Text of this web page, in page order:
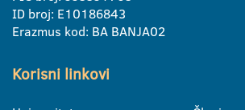
ID broj: E10186843
Erazmus kod: BA BANJA02
Korisni linkovi